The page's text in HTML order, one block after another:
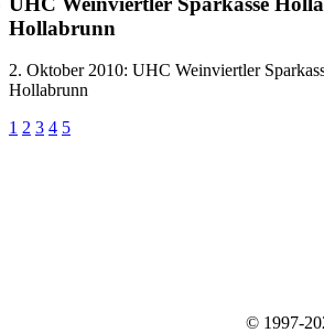
Hollabrunn
2. Oktober 2010: UHC Weinviertler
Hollabrunn
1 2 3 4 5
© 1997-